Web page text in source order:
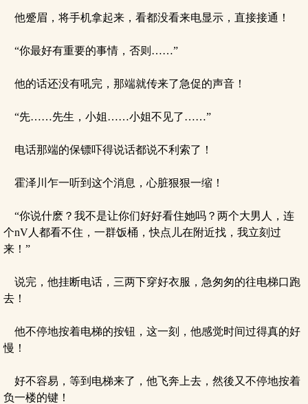
他蹙眉，将手机拿起来，看都没看来电显示，直接接通！
“你最好有重要的事情，否则……”
他的话还没有吼完，那端就传来了急促的声音！
“先……先生，小姐……小姐不见了……”
电话那端的保镖吓得说话都说不利索了！
霍泽川乍一听到这个消息，心脏狠狠一缩！
“你说什麽？我不是让你们好好看住她吗？两个大男人，连
个nV人都看不住，一群饭桶，快点儿在附近找，我立刻过
来！”
说完，他挂断电话，三两下穿好衣服，急匆匆的往电梯口跑
去！
他不停地按着电梯的按钮，这一刻，他感觉时间过得真的好
慢！
好不容易，等到电梯来了，他飞奔上去，然後又不停地按着
负一楼的键！